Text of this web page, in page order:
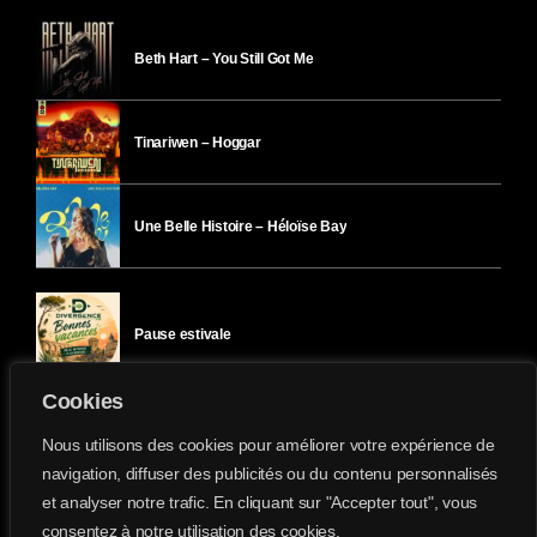
Cookies
Nous utilisons des cookies pour améliorer votre expérience de
navigation, diffuser des publicités ou du contenu personnalisés
et analyser notre trafic. En cliquant sur "Accepter tout", vous
consentez à notre utilisation des cookies.
Beth Hart – You Still Got Me
Tinariwen – Hoggar
Une Belle Histoire – Héloïse Bay
Pause estivale
Ici l’Ombre – mardi 28 juillet